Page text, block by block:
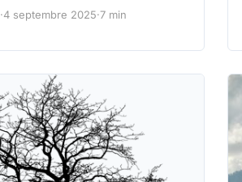
·4 septembre 2025·7 min